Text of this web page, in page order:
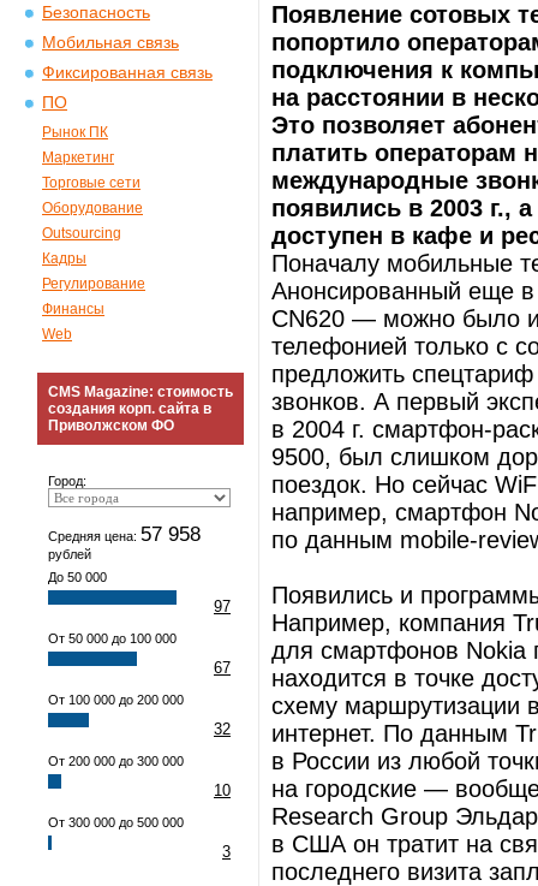
Безопасность
Мобильная связь
Фиксированная связь
ПО
Рынок ПК
Маркетинг
Торговые сети
Оборудование
Outsourcing
Кадры
Регулирование
Финансы
Web
CMS Magazine: стоимость
создания корп. сайта в
Приволжском ФО
Город:
Средняя цена: 57 958
рублей
До 50 000
97
От 50 000 до 100 000
67
От 100 000 до 200 000
32
От 200 000 до 300 000
10
От 300 000 до 500 000
3
Появление сотовых
попортило
подключения к
на расстоянии в
Это позволяет
платить операторам
международные
появились в 2003 г.,
доступен в кафе и
Поначалу мобильные
Анонсированный еще
CN620 — можно было
телефонией только с
предложить
звонков. А первый
в 2004 г. смартфон-
9500, был слишком
поездок. Но сейчас
например, смартфон
по данным mobile-
Появились и
Например, компания
для смартфонов Nokia
находится в точке
схему маршрутизации
интернет. По данным
в России из любой
на городские —
Research Group
в США он тратит на
последнего визита